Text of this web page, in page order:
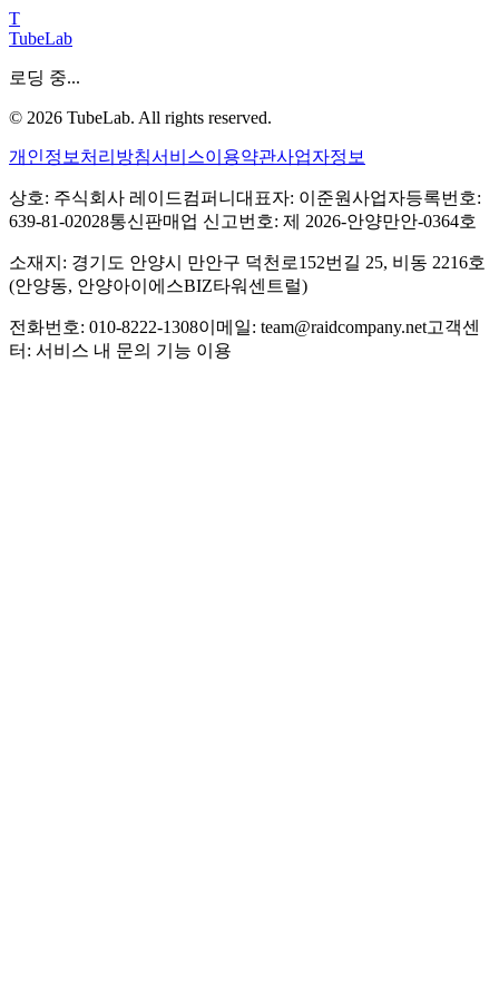
T
TubeLab
로딩 중...
© 2026 TubeLab. All rights reserved.
개인정보처리방침서비스이용약관사업자정보
상호: 주식회사 레이드컴퍼니 대표자: 이준원사업자등록번호:
639-81-02028통신판매업 신고번호: 제 2026-안양만안-0364호
소재지: 경기도 안양시 만안구 덕천로152번길 25, 비동 2216호
(안양동, 안양아이에스BIZ타워센트럴)
전화번호: 010-8222-1308이메일: team@raidcompany.net고객센
터: 서비스 내 문의 기능 이용